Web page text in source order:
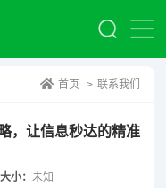
首页 > 联系我们
，让信息秒达的精准
大小：未知